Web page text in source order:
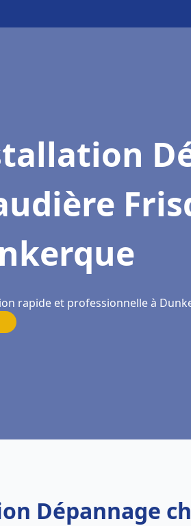
rapide et professionnelle à
Dépannage